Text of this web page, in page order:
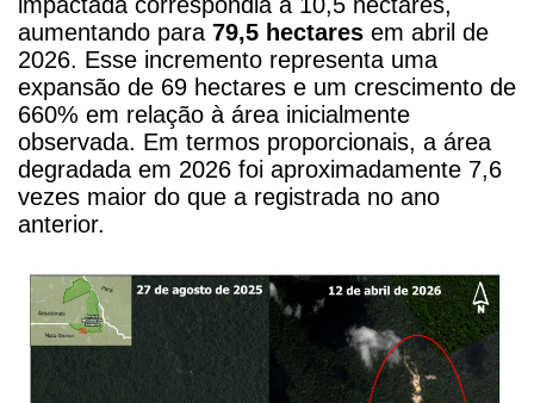
aumentando para 79,5 hectares em abril de
2026. Esse incremento representa uma
expansão de 69 hectares e um crescimento de
660% em relação à área inicialmente
observada. Em termos proporcionais, a área
degradada em 2026 foi aproximadamente 7,6
vezes maior do que a registrada no ano
anterior.